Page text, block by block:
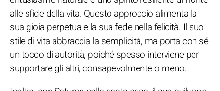
alle sfide della vita. Questo approccio alimenta la
sua gioia perpetua e la sua fede nella felicità. Il suo
stile di vita abbraccia la semplicità, ma porta con sé
un tocco di autorità, poiché spesso interviene per
supportare gli altri, consapevolmente o meno.